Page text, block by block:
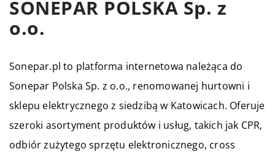
SONEPAR POLSKA Sp. z
o.o.
Sonepar.pl to platforma internetowa należąca do
Sonepar Polska Sp. z o.o., renomowanej hurtowni i
sklepu elektrycznego z siedzibą w Katowicach. Oferuje
szeroki asortyment produktów i usług, takich jak CPR,
odbiór zużytego sprzętu elektronicznego, cross